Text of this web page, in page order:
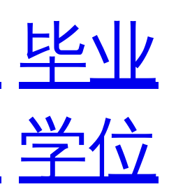
毕业
学位